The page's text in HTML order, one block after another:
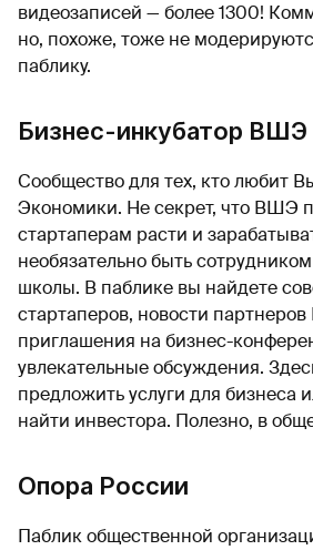
видеозаписей — более 1300!
но, похоже, тоже не
паблику.
Бизнес-инкубатор ВШЭ
Сообщество для тех, кто любит
Экономики. Не секрет, что ВШЭ
стартаперам расти и
необязательно быть
школы. В паблике вы найдете
стартаперов, новости
приглашения на бизнес-
увлекательные обсуждения.
предложить услуги для бизнеса
найти инвестора. Полезно, в
Опора России
Паблик общественной